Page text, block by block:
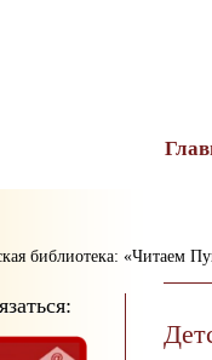
библиотека: «Читаем